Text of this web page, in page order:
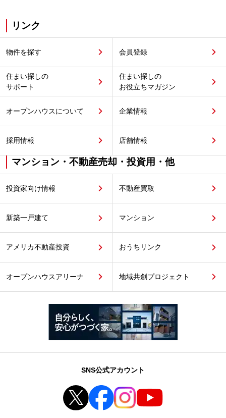
リンク
物件を探す 会員登録
住まい探しの
サポート
住まい探しの
お役立ちマガジン
オープンハウスについて 企業情報
採用情報 店舗情報
マンション・不動産売却・投資用・他
投資家向け情報 不動産買取
新築一戸建て マンション
アメリカ不動産投資 おうちリンク
オープンハウスアリーナ 地域共創プロジェクト
SNS公式アカウント